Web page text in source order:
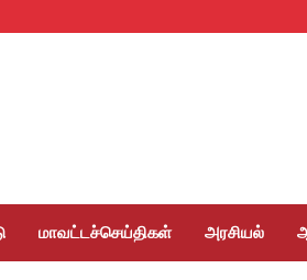
மாவட்டச்செய்திகள் அரசியல்